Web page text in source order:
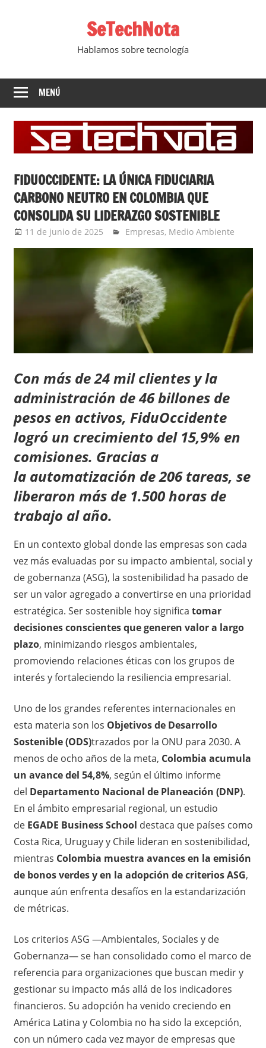
SeTechNota
Hablamos sobre tecnología
MENÚ
FIDUOCCIDENTE: LA ÚNICA FIDUCIARIA
CARBONO NEUTRO EN COLOMBIA QUE
CONSOLIDA SU LIDERAZGO SOSTENIBLE
11 de junio de 2025 Ernesto Herrera
Empresas, Medio Ambiente
Con más de24 mil clientesy la
administración de46 billones de
pesos en activos, FiduOccidente
logró un crecimiento del 15,9% en
comisiones. Gracias a
la automatización de 206 tareas, se
liberaron más de 1.500 horas de
trabajo al año.
En un contexto global donde las empresas son cada
vez más evaluadas por su impacto ambiental, social y
de gobernanza (ASG), la sostenibilidad ha pasado de
ser un valor agregado a convertirse en una prioridad
estratégica. Ser sostenible hoy significa tomar
decisiones conscientes que generen valor a largo
plazo, minimizando riesgos ambientales,
promoviendo relaciones éticas con los grupos de
interés y fortaleciendo la resiliencia empresarial.
Uno de los grandes referentes internacionales en
esta materia son los Objetivos de Desarrollo
Sostenible (ODS)trazados por la ONU para 2030. A
menos de ocho años de la meta, Colombia acumula
un avance del 54,8%, según el último informe
del Departamento Nacional de Planeación (DNP).
En el ámbito empresarial regional, un estudio
de EGADE Business School destaca que países como
Costa Rica, Uruguay y Chile lideran en sostenibilidad,
mientras Colombia muestra avances en la emisión
de bonos verdes y en la adopción de criterios ASG,
aunque aún enfrenta desafíos en la estandarización
de métricas.
Los criterios ASG —Ambientales, Sociales y de
Gobernanza— se han consolidado como el marco de
referencia para organizaciones que buscan medir y
gestionar su impacto más allá de los indicadores
financieros. Su adopción ha venido creciendo en
América Latina y Colombia no ha sido la excepción,
con un número cada vez mayor de empresas que